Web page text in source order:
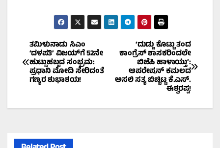
Post
navigation
‘ದುಡ್ಡು ಕೊಟ್ಟು ತಂದ
ಕಾಂಗ್ರೆಸ್ ಶಾಸಕರಿಂದಲೇ
ಬಿಜೆಪಿ ಹಾಳಾಯ್ತು’:
ಆಪರೇಷನ್ ಕಮಲದ
ಅಸಲಿ ಸತ್ಯ ಬಿಚ್ಚಿಟ್ಟ ಕೆ.ಎಸ್.
ಈಶ್ವರಪ್ಪ!
ತಮಿಳುನಾಡು ಸಿಎಂ
‘ದಳಪತಿ’ ವಿಜಯ್‌ಗೆ 52ನೇ
ಹುಟ್ಟುಹಬ್ಬದ ಸಂಭ್ರಮ:
ಪ್ರಧಾನಿ ಮೋದಿ ಸೇರಿದಂತೆ
ಗಣ್ಯರ ಶುಭಾಶಯ!